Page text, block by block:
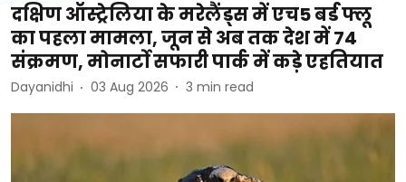
दक्षिण ऑस्ट्रेलिया के मरेलैंड्स में एच5 बर्ड फ्लू
का पहला मामला, जून से अब तक देश में 74
संक्रमण, मोनार्टो सफारी पार्क में कड़े एहतियात
Dayanidhi 03 Aug 2026 3 min read